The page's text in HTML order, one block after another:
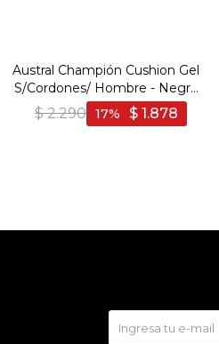
Austral Champión Cushion Gel
S/Cordones/ Hombre - Negro
- Negro
$ 2.290 $ 1.878
17